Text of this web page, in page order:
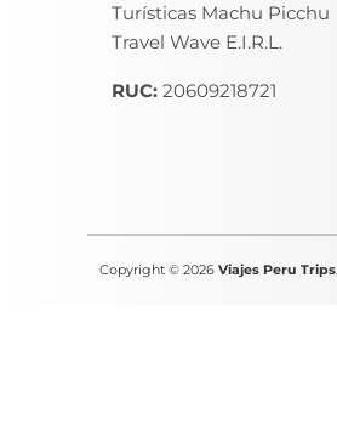
Turísticas Machu Picchu
Travel Wave E.I.R.L.
RUC: 20609218721
Copyright © 2026 Viajes Peru Trips